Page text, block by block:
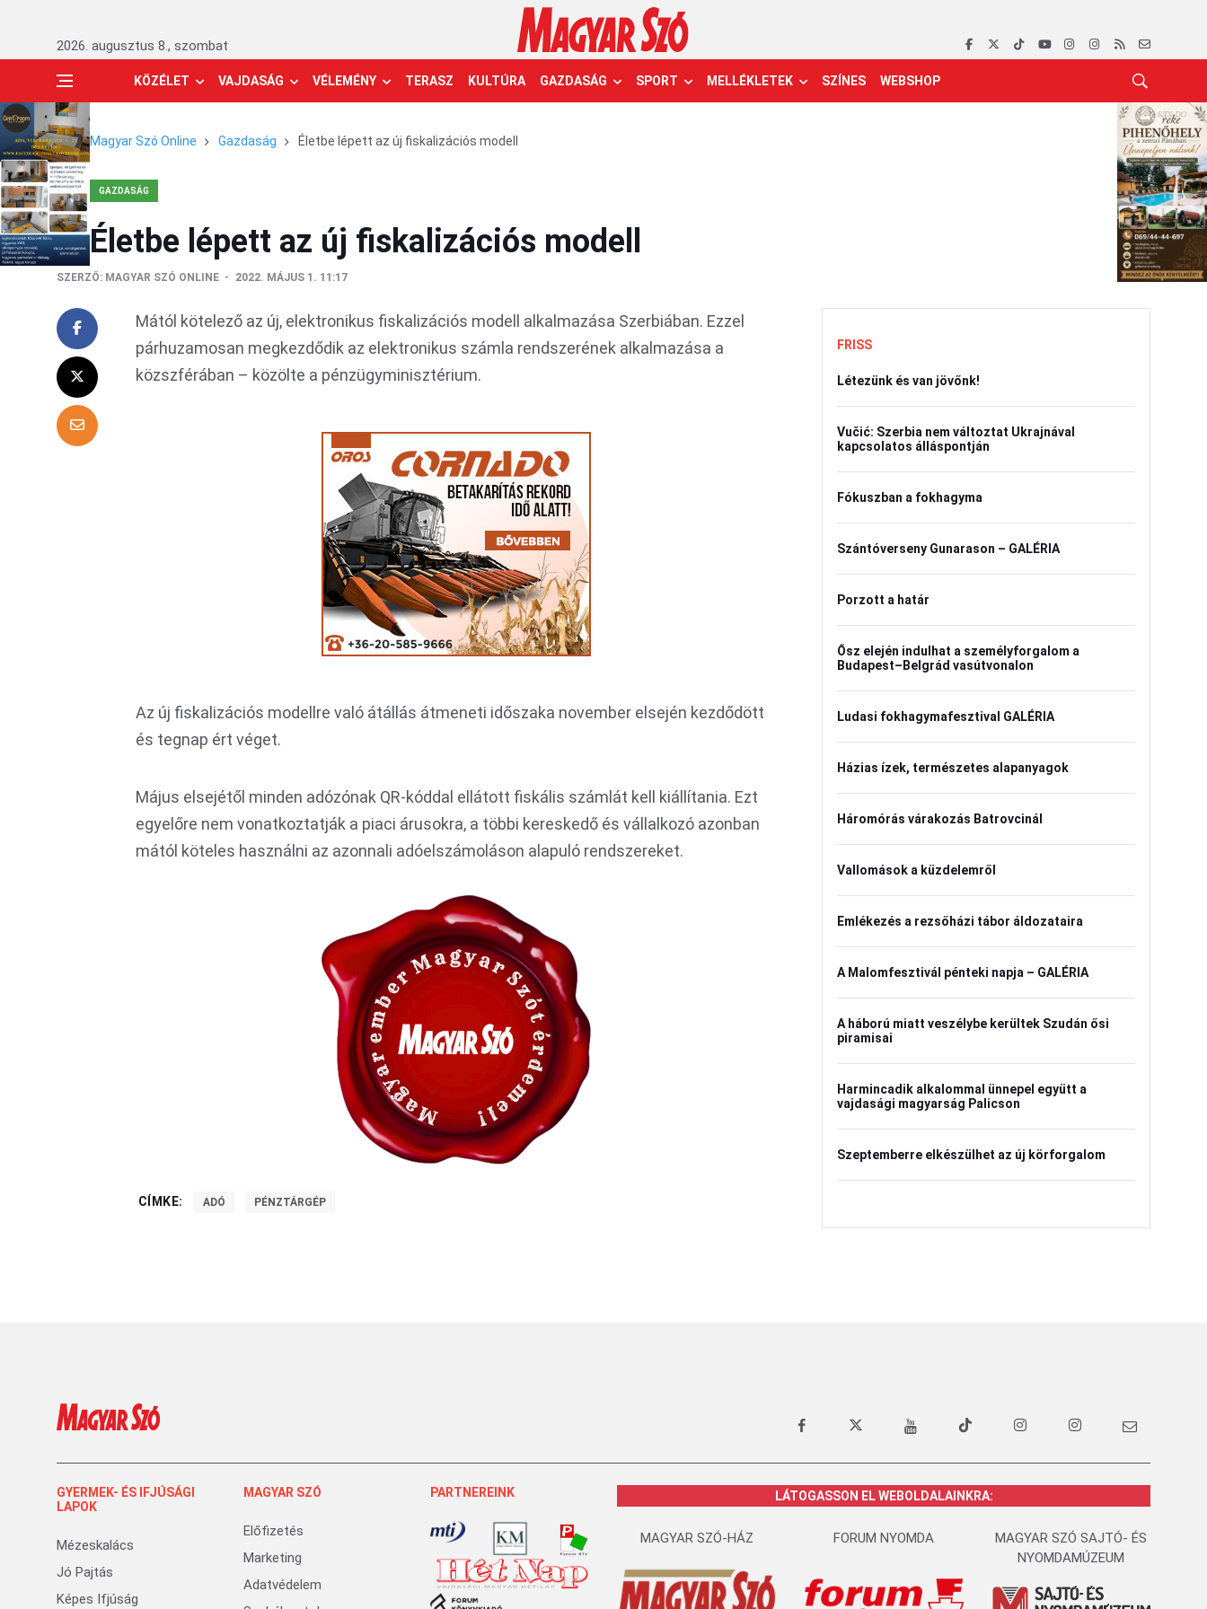
2026. augusztus 8., szombat
KÖZÉLET VAJDASÁG VÉLEMÉNY TERASZ KULTÚRA GAZDASÁG SPORT MELLÉKLETEK SZÍNES WEBSHOP
Magyar Szó Online Gazdaság Életbe lépett az új fiskalizációs modell
GAZDASÁG
Életbe lépett az új fiskalizációs modell
SZERZŐ: MAGYAR SZÓ ONLINE 2022. MÁJUS 1. 11:17
Mától kötelező az új, elektronikus fiskalizációs modell alkalmazása Szerbiában. Ezzel
párhuzamosan megkezdődik az elektronikus számla rendszerének alkalmazása a
közszférában – közölte a pénzügyminisztérium.
Az új fiskalizációs modellre való átállás átmeneti időszaka november elsején kezdődött
és tegnap ért véget.
Május elsejétől minden adózónak QR-kóddal ellátott fiskális számlát kell kiállítania. Ezt
egyelőre nem vonatkoztatják a piaci árusokra, a többi kereskedő és vállalkozó azonban
mától köteles használni az azonnali adóelszámoláson alapuló rendszereket.
CÍMKE: ADÓ PÉNZTÁRGÉP
FRISS
Létezünk és van jövőnk!
Vučić: Szerbia nem változtat Ukrajnával
kapcsolatos álláspontján
Fókuszban a fokhagyma
Szántóverseny Gunarason – GALÉRIA
Porzott a határ
Ősz elején indulhat a személyforgalom a
Budapest–Belgrád vasútvonalon
Ludasi fokhagymafesztival GALÉRIA
Házias ízek, természetes alapanyagok
Háromórás várakozás Batrovcinál
Vallomások a küzdelemről
Emlékezés a rezsőházi tábor áldozataira
A Malomfesztivál pénteki napja – GALÉRIA
A háború miatt veszélybe kerültek Szudán ősi
piramisai
Harmincadik alkalommal ünnepel együtt a
vajdasági magyarság Palicson
Szeptemberre elkészülhet az új körforgalom
GYERMEK- ÉS IFJÚSÁGI
LAPOK
Mézeskalács
Jó Pajtás
Képes Ifjúság
MAGYAR SZÓ
Előfizetés
Marketing
Adatvédelem
PARTNEREINK LÁTOGASSON EL WEBOLDALAINKRA:
MAGYAR SZÓ-HÁZ FORUM NYOMDA
MAGYAR SZÓ SAJTÓ- ÉS
NYOMDAMÚZEUM